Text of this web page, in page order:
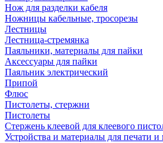
Нож для разделки кабеля
Ножницы кабельные, тросорезы
Лестницы
Лестница-стремянка
Паяльники, материалы для пайки
Аксессуары для пайки
Паяльник электрический
Припой
Флюс
Пистолеты, стержни
Пистолеты
Стержень клеевой для клеевого
Устройства и материалы для печати